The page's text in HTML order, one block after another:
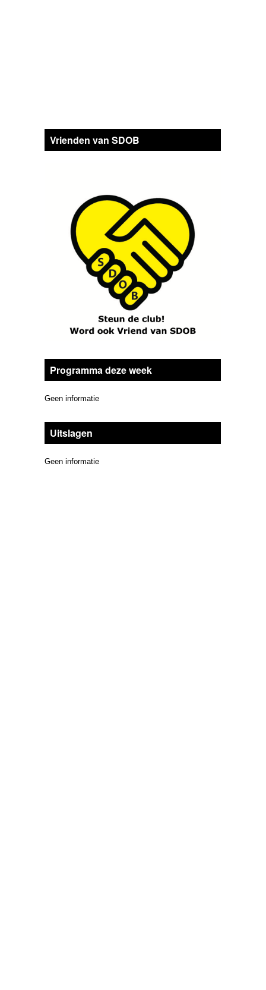
Vrienden van SDOB
Programma deze week
Geen informatie
Uitslagen
Geen informatie